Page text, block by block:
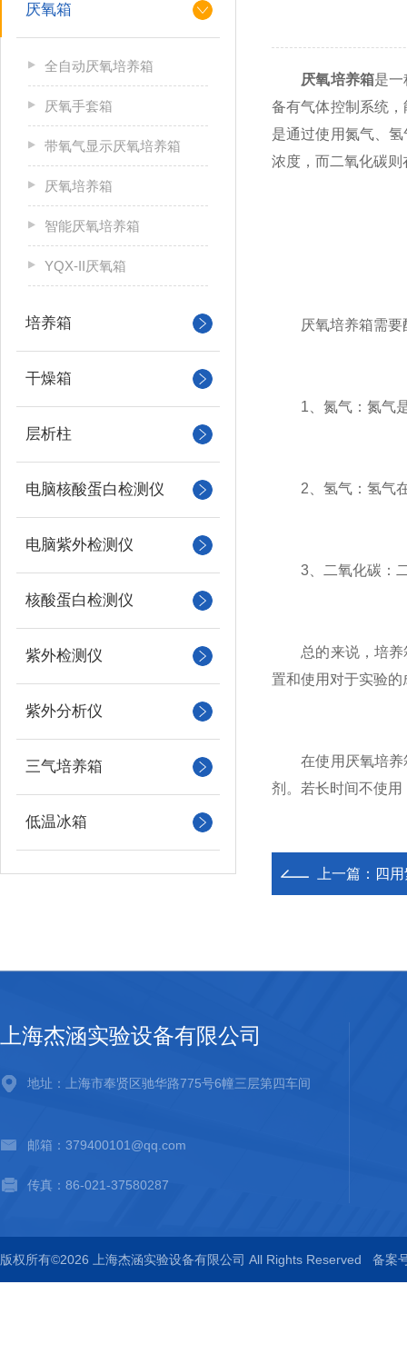
厌氧箱
全自动厌氧培养箱
厌氧手套箱
带氧气显示厌氧培养箱
厌氧培养箱
智能厌氧培养箱
YQX-II厌氧箱
培养箱
干燥箱
层析柱
电脑核酸蛋白检测仪
电脑紫外检测仪
核酸蛋白检测仪
紫外检测仪
紫外分析仪
三气培养箱
低温冰箱
厌氧培养箱是
备有气体控制系统
是通过使用氮气、
浓度，而二氧化碳
厌氧培养箱需要配
1、氮气：氮气是
2、氢气：氢气在
3、二氧化碳：二
总的来说，培养箱
置和使用对于实验
在使用厌氧培养箱
剂。若长时间不使
上一篇： 四
上海杰涵实验设备有限公司
地址：上海市奉贤区驰华路775号6幢三层第四车间
邮箱：379400101@qq.com
传真：86-021-37580287
版权所有©2026 上海杰涵实验设备有限公司 All Rights Reserved 备案